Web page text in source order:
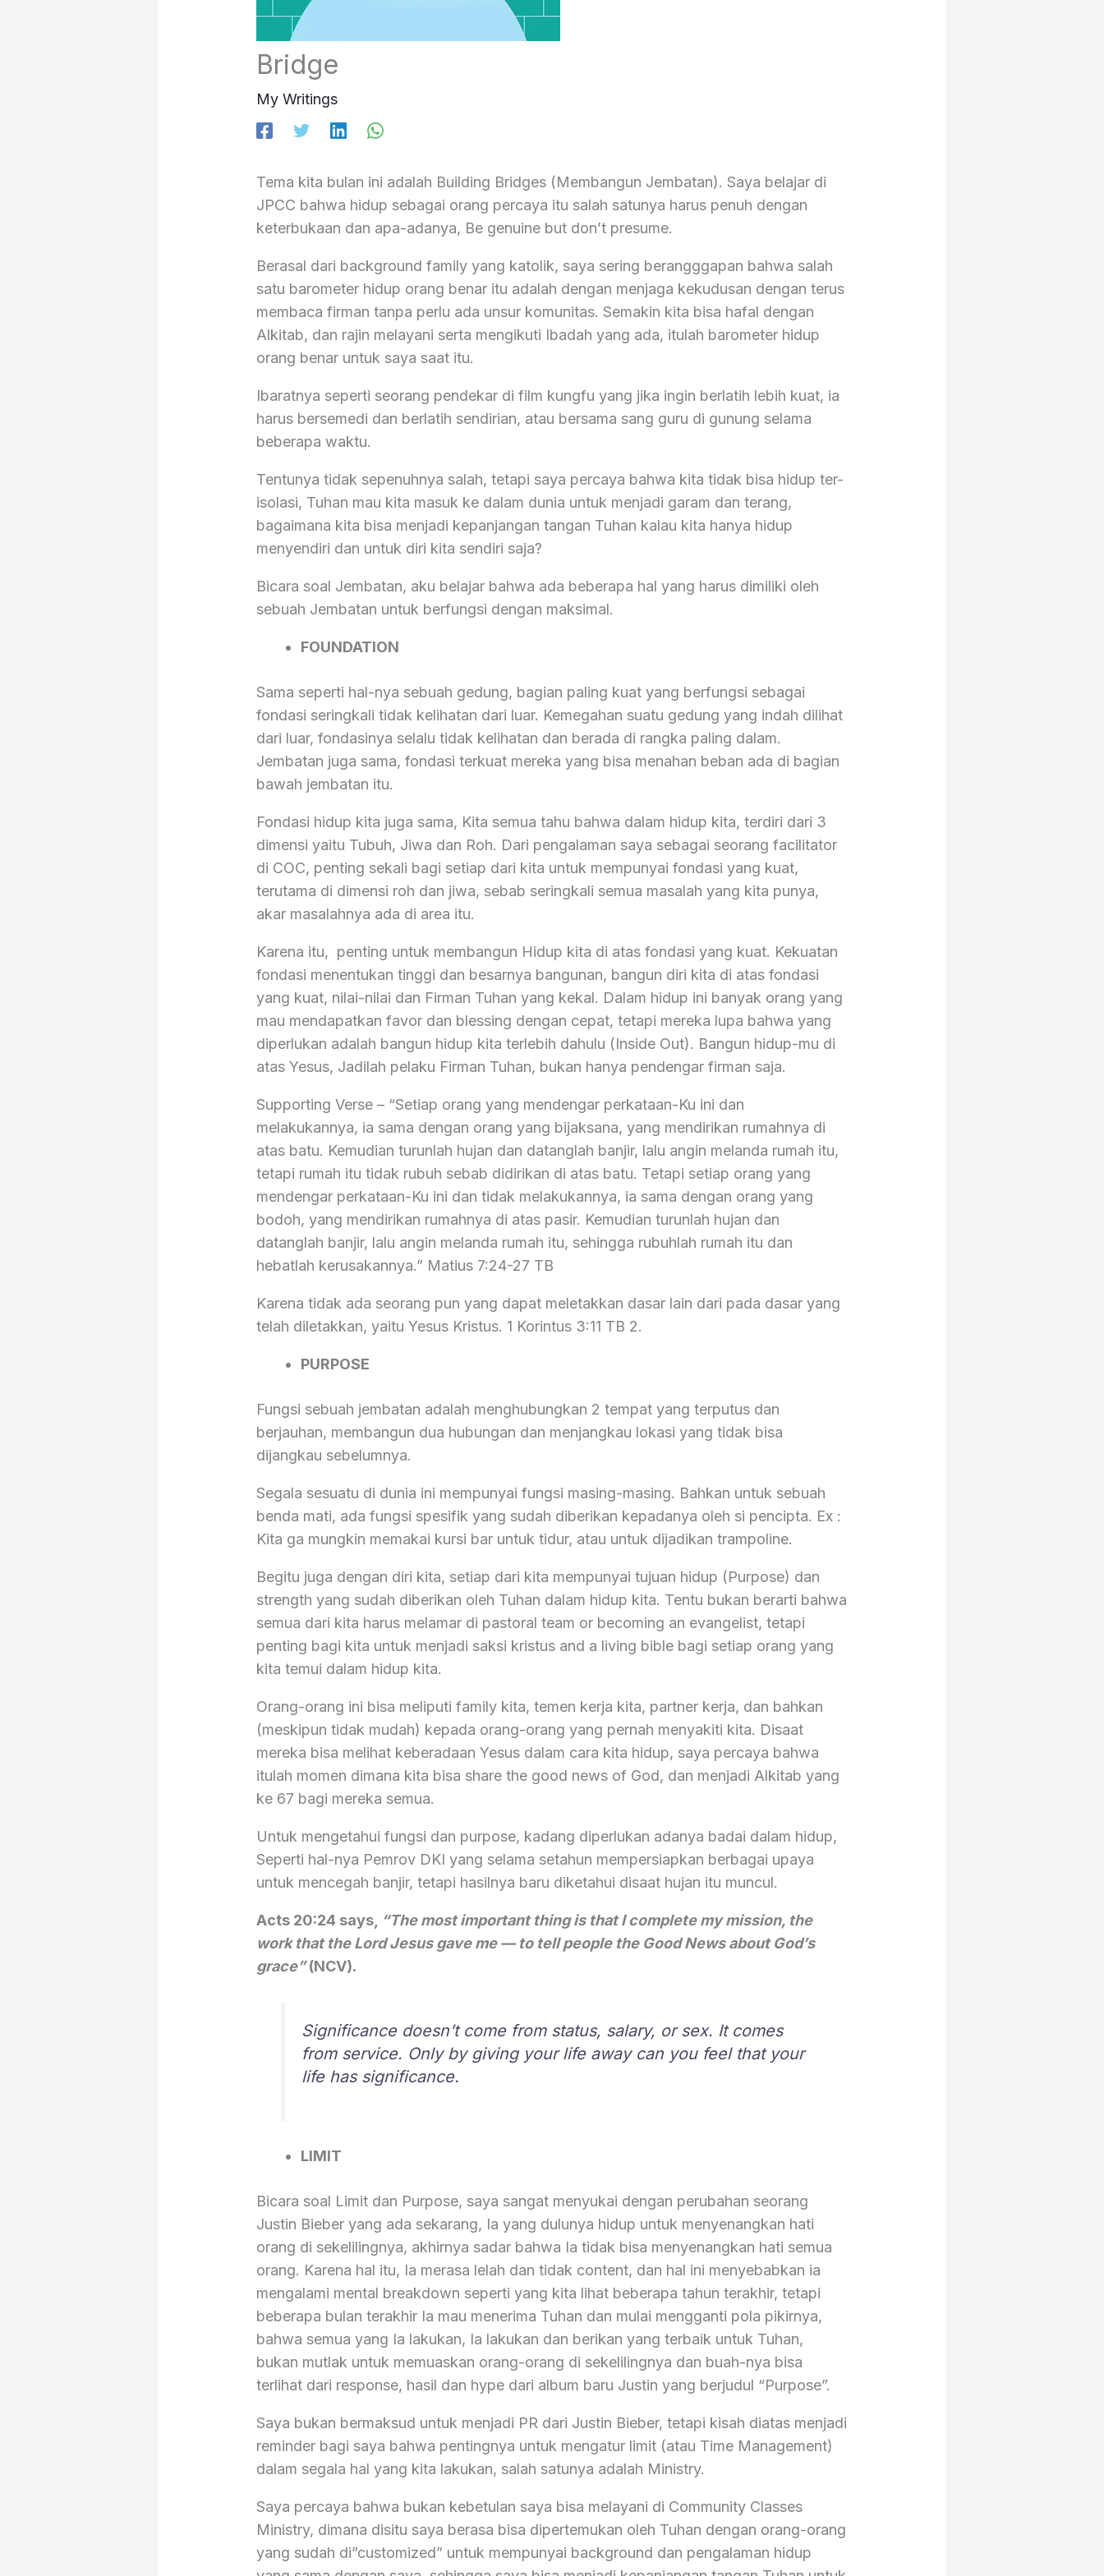
Bridge
My Writings
Tema kita bulan ini adalah Building Bridges (Membangun Jembatan). Saya belajar di
JPCC bahwa hidup sebagai orang percaya itu salah satunya harus penuh dengan
keterbukaan dan apa-adanya, Be genuine but don’t presume.
Berasal dari background family yang katolik, saya sering berangggapan bahwa salah
satu barometer hidup orang benar itu adalah dengan menjaga kekudusan dengan terus
membaca firman tanpa perlu ada unsur komunitas. Semakin kita bisa hafal dengan
Alkitab, dan rajin melayani serta mengikuti Ibadah yang ada, itulah barometer hidup
orang benar untuk saya saat itu.
Ibaratnya seperti seorang pendekar di film kungfu yang jika ingin berlatih lebih kuat, ia
harus bersemedi dan berlatih sendirian, atau bersama sang guru di gunung selama
beberapa waktu.
Tentunya tidak sepenuhnya salah, tetapi saya percaya bahwa kita tidak bisa hidup ter-
isolasi, Tuhan mau kita masuk ke dalam dunia untuk menjadi garam dan terang,
bagaimana kita bisa menjadi kepanjangan tangan Tuhan kalau kita hanya hidup
menyendiri dan untuk diri kita sendiri saja?
Bicara soal Jembatan, aku belajar bahwa ada beberapa hal yang harus dimiliki oleh
sebuah Jembatan untuk berfungsi dengan maksimal.
FOUNDATION
Sama seperti hal-nya sebuah gedung, bagian paling kuat yang berfungsi sebagai
fondasi seringkali tidak kelihatan dari luar. Kemegahan suatu gedung yang indah dilihat
dari luar, fondasinya selalu tidak kelihatan dan berada di rangka paling dalam.
Jembatan juga sama, fondasi terkuat mereka yang bisa menahan beban ada di bagian
bawah jembatan itu.
Fondasi hidup kita juga sama, Kita semua tahu bahwa dalam hidup kita, terdiri dari 3
dimensi yaitu Tubuh, Jiwa dan Roh. Dari pengalaman saya sebagai seorang facilitator
di COC, penting sekali bagi setiap dari kita untuk mempunyai fondasi yang kuat,
terutama di dimensi roh dan jiwa, sebab seringkali semua masalah yang kita punya,
akar masalahnya ada di area itu.
Karena itu, penting untuk membangun Hidup kita di atas fondasi yang kuat. Kekuatan
fondasi menentukan tinggi dan besarnya bangunan, bangun diri kita di atas fondasi
yang kuat, nilai-nilai dan Firman Tuhan yang kekal. Dalam hidup ini banyak orang yang
mau mendapatkan favor dan blessing dengan cepat, tetapi mereka lupa bahwa yang
diperlukan adalah bangun hidup kita terlebih dahulu (Inside Out). Bangun hidup-mu di
atas Yesus, Jadilah pelaku Firman Tuhan, bukan hanya pendengar firman saja.
Supporting Verse – “Setiap orang yang mendengar perkataan-Ku ini dan
melakukannya, ia sama dengan orang yang bijaksana, yang mendirikan rumahnya di
atas batu. Kemudian turunlah hujan dan datanglah banjir, lalu angin melanda rumah itu,
tetapi rumah itu tidak rubuh sebab didirikan di atas batu. Tetapi setiap orang yang
mendengar perkataan-Ku ini dan tidak melakukannya, ia sama dengan orang yang
bodoh, yang mendirikan rumahnya di atas pasir. Kemudian turunlah hujan dan
datanglah banjir, lalu angin melanda rumah itu, sehingga rubuhlah rumah itu dan
hebatlah kerusakannya.” Matius 7:24-27 TB
Karena tidak ada seorang pun yang dapat meletakkan dasar lain dari pada dasar yang
telah diletakkan, yaitu Yesus Kristus. 1 Korintus 3:11 TB 2.
PURPOSE
Fungsi sebuah jembatan adalah menghubungkan 2 tempat yang terputus dan
berjauhan, membangun dua hubungan dan menjangkau lokasi yang tidak bisa
dijangkau sebelumnya.
Segala sesuatu di dunia ini mempunyai fungsi masing-masing. Bahkan untuk sebuah
benda mati, ada fungsi spesifik yang sudah diberikan kepadanya oleh si pencipta. Ex :
Kita ga mungkin memakai kursi bar untuk tidur, atau untuk dijadikan trampoline.
Begitu juga dengan diri kita, setiap dari kita mempunyai tujuan hidup (Purpose) dan
strength yang sudah diberikan oleh Tuhan dalam hidup kita. Tentu bukan berarti bahwa
semua dari kita harus melamar di pastoral team or becoming an evangelist, tetapi
penting bagi kita untuk menjadi saksi kristus and a living bible bagi setiap orang yang
kita temui dalam hidup kita.
Orang-orang ini bisa meliputi family kita, temen kerja kita, partner kerja, dan bahkan
(meskipun tidak mudah) kepada orang-orang yang pernah menyakiti kita. Disaat
mereka bisa melihat keberadaan Yesus dalam cara kita hidup, saya percaya bahwa
itulah momen dimana kita bisa share the good news of God, dan menjadi Alkitab yang
ke 67 bagi mereka semua.
Untuk mengetahui fungsi dan purpose, kadang diperlukan adanya badai dalam hidup,
Seperti hal-nya Pemrov DKI yang selama setahun mempersiapkan berbagai upaya
untuk mencegah banjir, tetapi hasilnya baru diketahui disaat hujan itu muncul.
Acts 20:24 says, “The most important thing is that I complete my mission, the
work that the Lord Jesus gave me — to tell people the Good News about God’s
grace”(NCV).
Significance doesn’t come from status, salary, or sex. It comes
from service. Only by giving your life away can you feel that your
life has significance.
LIMIT
Bicara soal Limit dan Purpose, saya sangat menyukai dengan perubahan seorang
Justin Bieber yang ada sekarang, Ia yang dulunya hidup untuk menyenangkan hati
orang di sekelilingnya, akhirnya sadar bahwa Ia tidak bisa menyenangkan hati semua
orang. Karena hal itu, Ia merasa lelah dan tidak content, dan hal ini menyebabkan ia
mengalami mental breakdown seperti yang kita lihat beberapa tahun terakhir, tetapi
beberapa bulan terakhir Ia mau menerima Tuhan dan mulai mengganti pola pikirnya,
bahwa semua yang Ia lakukan, Ia lakukan dan berikan yang terbaik untuk Tuhan,
bukan mutlak untuk memuaskan orang-orang di sekelilingnya dan buah-nya bisa
terlihat dari response, hasil dan hype dari album baru Justin yang berjudul “Purpose”.
Saya bukan bermaksud untuk menjadi PR dari Justin Bieber, tetapi kisah diatas menjadi
reminder bagi saya bahwa pentingnya untuk mengatur limit (atau Time Management)
dalam segala hal yang kita lakukan, salah satunya adalah Ministry.
Saya percaya bahwa bukan kebetulan saya bisa melayani di Community Classes
Ministry, dimana disitu saya berasa bisa dipertemukan oleh Tuhan dengan orang-orang
yang sudah di”customized” untuk mempunyai background dan pengalaman hidup